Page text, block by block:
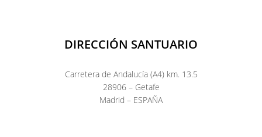
DIRECCIÓN SANTUARIO
Carretera de Andalucía (A4) km. 13.5
28906 – Getafe
Madrid – ESPAÑA